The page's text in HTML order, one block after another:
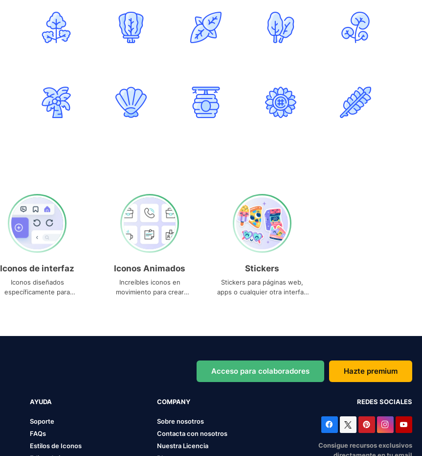
Iconos de interfaz
Iconos diseñados
específicamente para
Iconos Animados
Increíbles iconos en
movimiento para crear
Stickers
Stickers para páginas web,
apps o cualquier otra interfaz
Acceso para colaboradores Hazte premium
AYUDA
Soporte
FAQs
Estilos de Iconos
COMPANY
Sobre nosotros
Contacta con nosotros
Nuestra Licencia
REDES SOCIALES
Consigue recursos exclusivos